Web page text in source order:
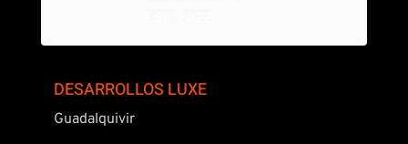
DESARROLLOS LUXE
Guadalquivir